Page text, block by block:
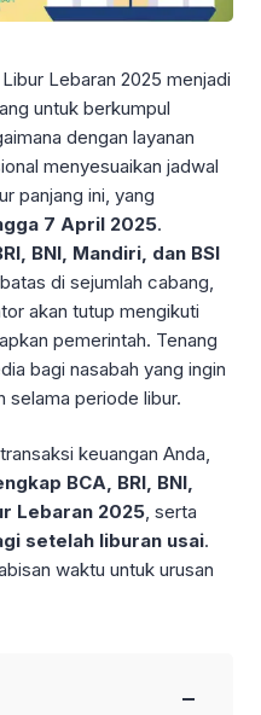
Libur Lebaran 2025 menjadi
untuk berkumpul
dengan layanan
menyesuaikan jadwal
panjang ini, yang
7 April 2025.
BNI, Mandiri, dan BSI
di sejumlah cabang,
akan tutup mengikuti
pemerintah. Tenang
bagi nasabah yang ingin
selama periode libur.
keuangan Anda,
BCA, BRI, BNI,
Lebaran 2025, serta
setelah liburan usai.
waktu untuk urusan
−